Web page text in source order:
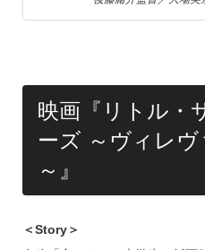
映画『リトル・
ーズ ～ヴィレ
～』
＜Story＞